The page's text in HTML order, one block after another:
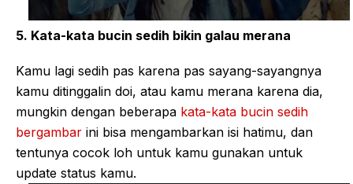
5. Kata-kata bucin sedih bikin galau merana
Kamu lagi sedih pas karena pas sayang-sayangnya
kamu ditinggalin doi, atau kamu merana karena dia,
mungkin dengan beberapa kata-kata bucin sedih
bergambar ini bisa mengambarkan isi hatimu, dan
tentunya cocok loh untuk kamu gunakan untuk
update status kamu.